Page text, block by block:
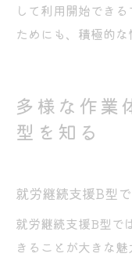
して利用開始でき
ためにも、積極的な
多様な作業
型を知る
就労継続支援B型
就労継続支援B型で
きることが大きな